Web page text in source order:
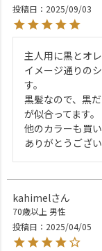
投稿日
2025/09/03
主人用に黒とオ
イメージ通りの
す。
黒髪なので、黒
が似合ってます。
他のカラーも買
ありがとうござい
kahimel
70歳以上 男性
投稿日
2025/04/05